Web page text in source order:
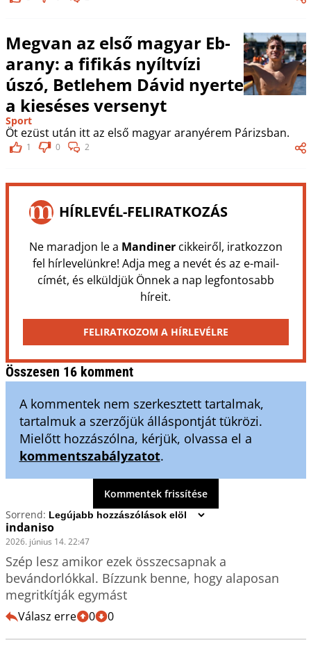
Megvan az első magyar Eb-
arany: a fifikás nyíltvízi
úszó, Betlehem Dávid nyerte
a kieséses versenyt
Sport
Öt ezüst után itt az első magyar aranyérem Párizsban.
1 0 2
HÍRLEVÉL-FELIRATKOZÁS
Ne maradjon le a Mandinercikkeiről, iratkozzon
fel hírlevelünkre! Adja meg a nevét és az e-mail-
címét, és elküldjük Önnek a nap legfontosabb
híreit.
FELIRATKOZOM A HÍRLEVÉLRE
Összesen 16 komment
A kommentek nem szerkesztett tartalmak,
tartalmuk a szerzőjük álláspontját tükrözi.
Mielőtt hozzászólna, kérjük, olvassa el a
kommentszabályzatot.
Kommentek frissítése
Sorrend:
indaniso
2026. június 14. 22:47
Szép lesz amikor ezek összecsapnak a
bevándorlókkal. Bízzunk benne, hogy alaposan
megritkítják egymást
Válasz erre 0 0